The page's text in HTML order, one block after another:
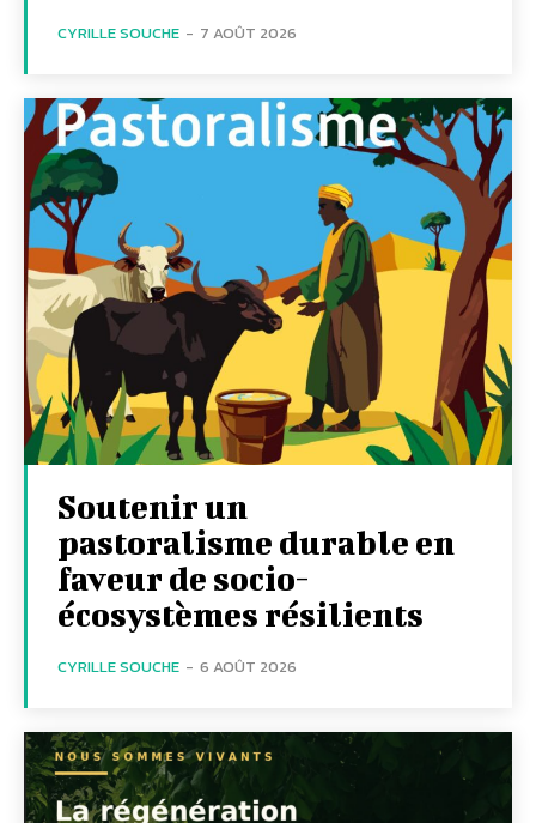
CYRILLE SOUCHE - 7 AOÛT 2026
Soutenir un
pastoralisme durable en
faveur de socio-
écosystèmes résilients
CYRILLE SOUCHE - 6 AOÛT 2026